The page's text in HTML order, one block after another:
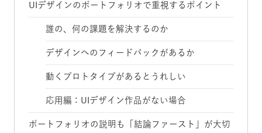
UIデザインのポートフォリオで重視するポイント
誰の、何の課題を解決するのか
デザインへのフィードバックがあるか
動くプロトタイプがあるとうれしい
応用編：UIデザイン作品がない場合
ポートフォリオの説明も「結論ファースト」が大切